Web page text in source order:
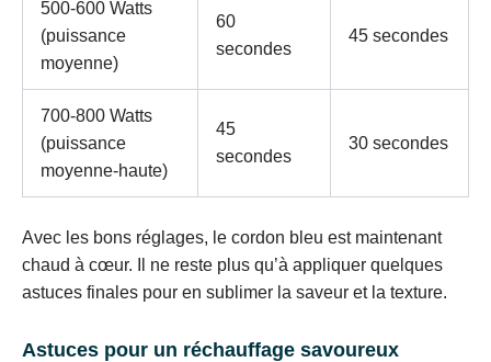
500-600 Watts
(puissance
moyenne)
60
secondes
45 secondes
700-800 Watts
(puissance
moyenne-haute)
45
secondes
30 secondes
Avec les bons réglages, le cordon bleu est maintenant
chaud à cœur. Il ne reste plus qu’à appliquer quelques
astuces finales pour en sublimer la saveur et la texture.
Astuces pour un réchauffage savoureux